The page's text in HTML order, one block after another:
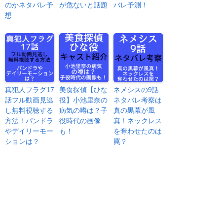
のかネタバレ予
想
が危ないと話題
バレ予測！
真犯人フラグ17
話フル動画見逃
し無料視聴する
方法！パンドラ
やデイリーモー
ションは？
美食探偵【ひな
役】小池里奈の
病気の噂は？子
役時代の画像
も！
ネメシスの9話
ネタバレ考察は
真の黒幕が風
真！ネックレス
を奪わせたのは
罠？